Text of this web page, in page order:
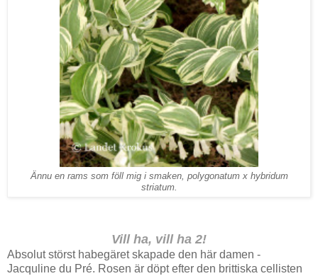
Ännu en rams som föll mig i smaken, polygonatum x hybridum
striatum.
Vill ha, vill ha 2!
Absolut störst habegäret skapade den här damen -
Jacquline du Pré. Rosen är döpt efter den brittiska cellisten